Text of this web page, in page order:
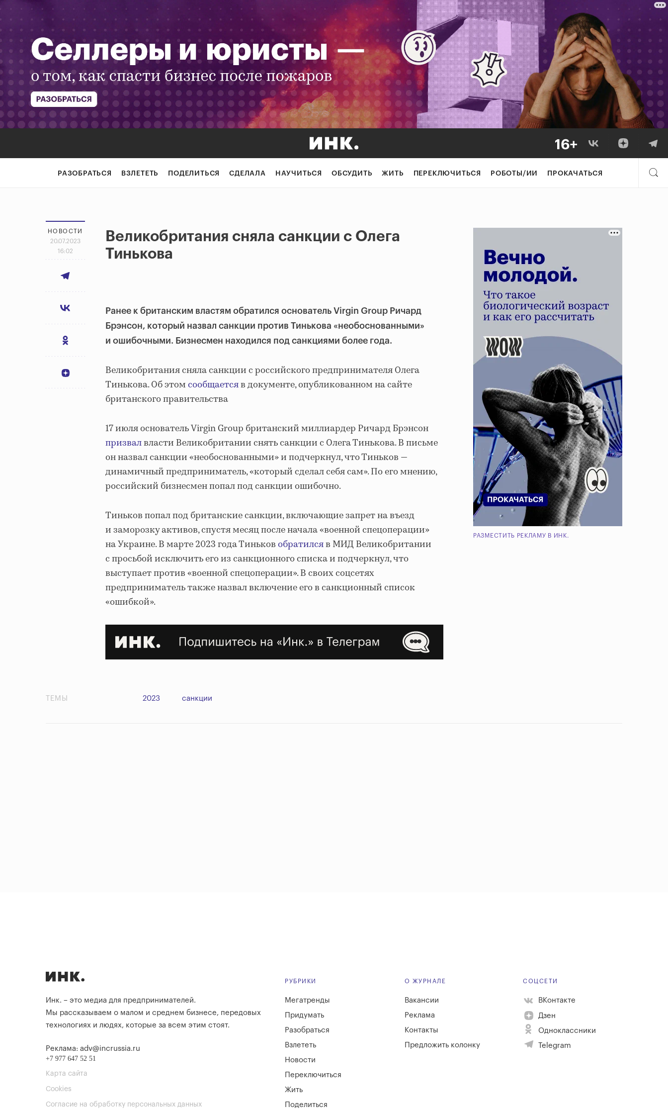
РАЗОБРАТЬСЯ ВЗЛЕТЕТЬ ПОДЕЛИТЬСЯ СДЕЛАЛА НАУЧИТЬСЯ ОБСУДИТЬ ЖИТЬ ПЕРЕКЛЮЧИТЬСЯ РОБОТЫ/ИИ ПРОКАЧАТЬСЯ
НОВОСТИ
20.07.2023
16:02
Великобритания сняла санкции с Олега
Тинькова
Ранее к британским властям обратился основатель Virgin Group Ричард
Брэнсон, который назвал санкции против Тинькова «необоснованными»
и ошибочными. Бизнесмен находился под санкциями более года.
Великобритания сняла санкции с российского предпринимателя Олега
Тинькова. Об этомсообщаетсяв документе, опубликованном на сайте
британского правительства
17 июля основатель Virgin Group британский миллиардер Ричард Брэнсон
призвалвласти Великобритании снять санкции с Олега Тинькова. В письме
он назвал санкции «необоснованными» и подчеркнул, что Тиньков —
динамичный предприниматель, «который сделал себя сам». По его мнению,
российский бизнесмен попал под санкции ошибочно.
Тиньков попал под британские санкции, включающие запрет на въезд
и заморозку активов, спустя месяц после начала «военной спецоперации»
на Украине. В марте 2023 года Тиньковобратилсяв МИД Великобритании
с просьбой исключить его из санкционного списка и подчеркнул, что
выступает против «военной спецоперации». В своих соцсетях
предприниматель также назвал включение его в санкционный список
«ошибкой».
РАЗМЕСТИТЬ РЕКЛАМУ В ИНК.
ТЕМЫ 2023 санкции
Инк. – это медиа для предпринимателей.
Мы рассказываем о малом и среднем бизнесе, передовых
технологиях и людях, которые за всем этим стоят.
Реклама: adv@incrussia.ru
+7 977 647 52 51
Карта сайта
Cookies
Согласие на обработку персональных данных
РУБРИКИ
Мегатренды
Придумать
Разобраться
Взлететь
Новости
Переключиться
Жить
Поделиться
О ЖУРНАЛЕ
Вакансии
Реклама
Контакты
Предложить колонку
СОЦСЕТИ
ВКонтакте
Дзен
Одноклассники
Telegram